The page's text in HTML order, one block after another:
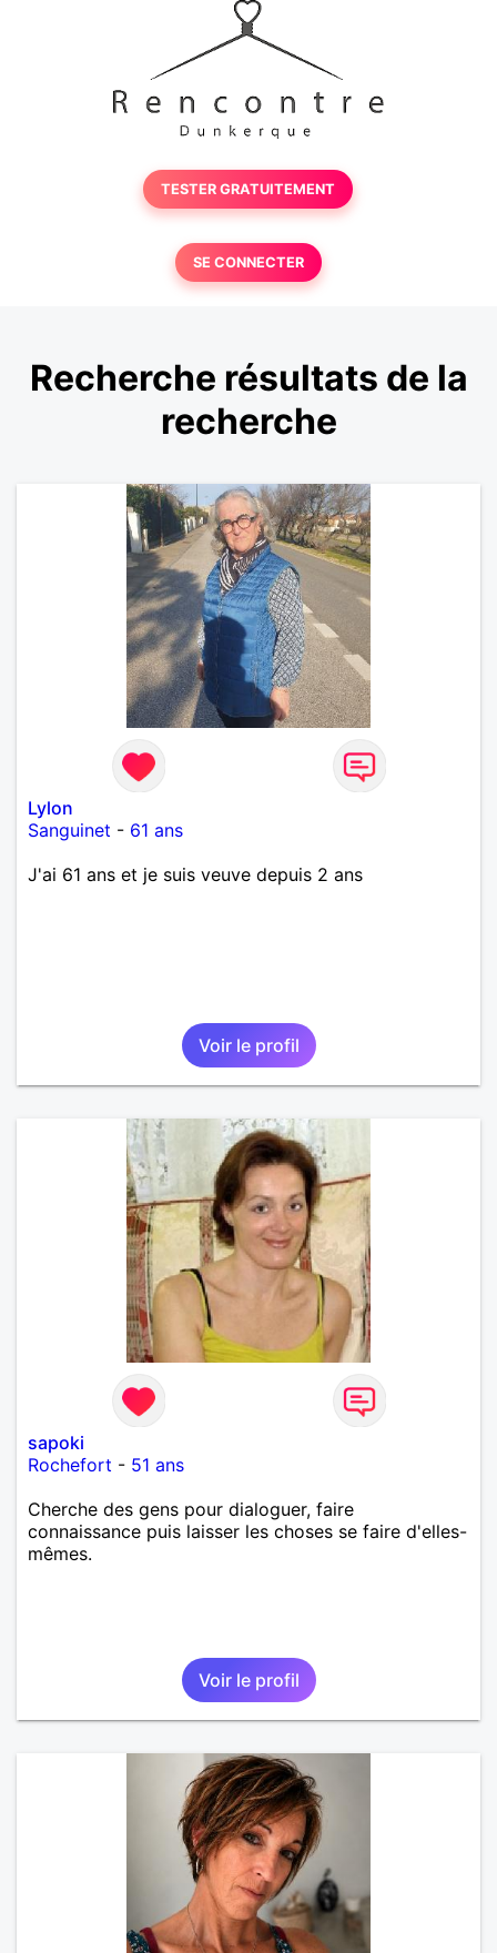
TESTER GRATUITEMENT
SE CONNECTER
Recherche résultats de la
recherche
Lylon
Sanguinet - 61 ans
J'ai 61 ans et je suis veuve depuis 2 ans
Voir le profil
sapoki
Rochefort - 51 ans
Cherche des gens pour dialoguer, faire
connaissance puis laisser les choses se faire d'elles-
mêmes.
Voir le profil